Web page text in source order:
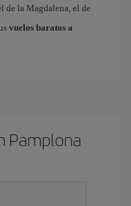
de la Magdalena, el de
vuelos baratos a
Pamplona